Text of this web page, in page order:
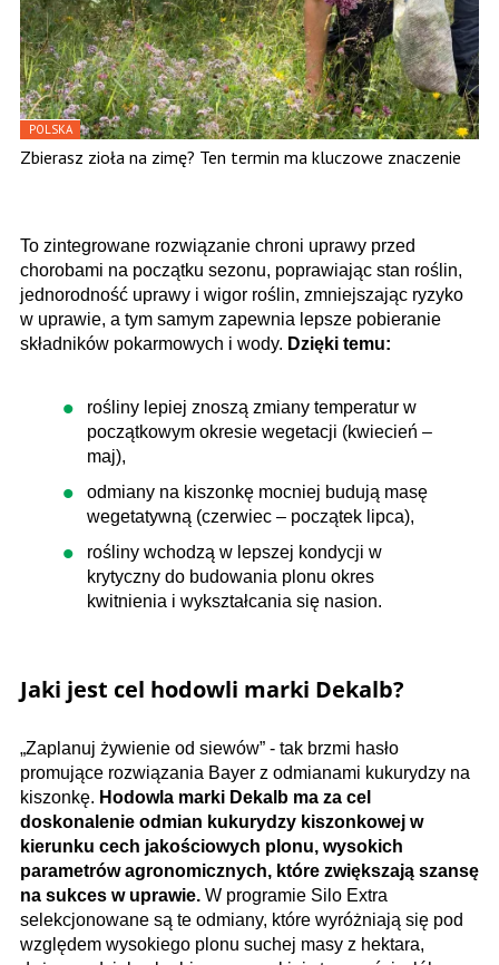
POLSKA
Zbierasz zioła na zimę? Ten termin ma kluczowe znaczenie
To zintegrowane rozwiązanie chroni uprawy przed
chorobami na początku sezonu, poprawiając stan roślin,
jednorodność uprawy i wigor roślin, zmniejszając ryzyko
w uprawie, a tym samym zapewnia lepsze pobieranie
składników pokarmowych i wody. Dzięki temu:
rośliny lepiej znoszą zmiany temperatur w
początkowym okresie wegetacji (kwiecień –
maj),
odmiany na kiszonkę mocniej budują masę
wegetatywną (czerwiec – początek lipca),
rośliny wchodzą w lepszej kondycji w
krytyczny do budowania plonu okres
kwitnienia i wykształcania się nasion.
Jaki jest cel hodowli marki Dekalb?
„Zaplanuj żywienie od siewów” - tak brzmi hasło
promujące rozwiązania Bayer z odmianami kukurydzy na
kiszonkę. Hodowla marki Dekalb ma za cel
doskonalenie odmian kukurydzy kiszonkowej w
kierunku cech jakościowych plonu, wysokich
parametrów agronomicznych, które zwiększają szansę
na sukces w uprawie. W programie Silo Extra
selekcjonowane są te odmiany, które wyróżniają się pod
względem wysokiego plonu suchej masy z hektara,